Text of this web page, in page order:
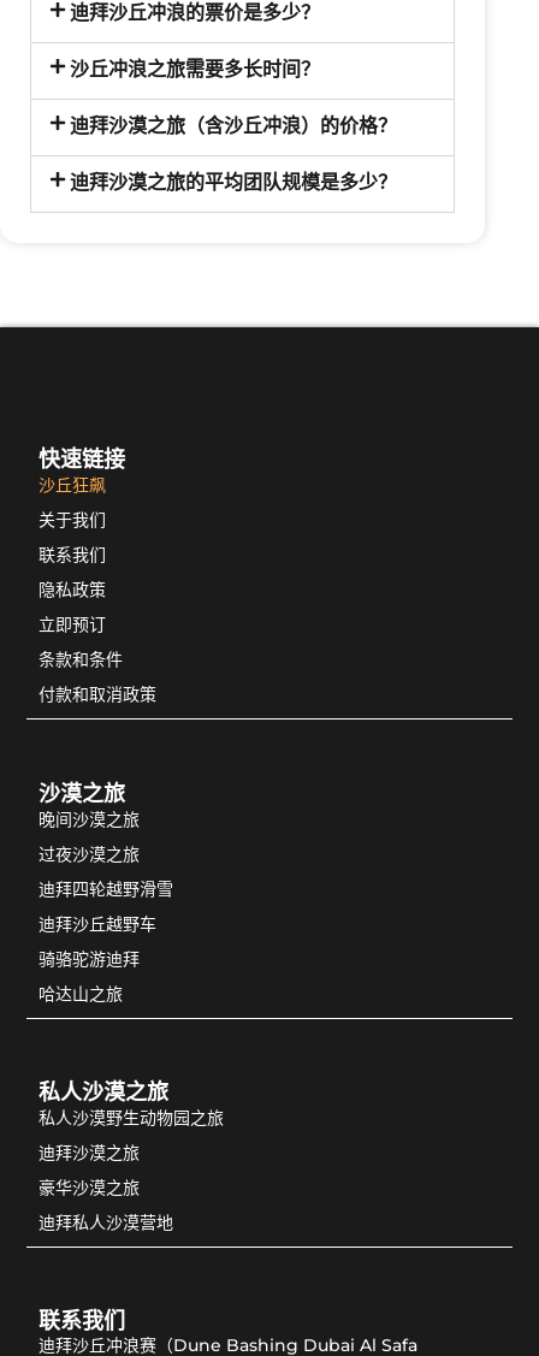
迪拜沙丘冲浪的票价是多少？
沙丘冲浪之旅需要多长时间？
迪拜沙漠之旅（含沙丘冲浪）的价格？
迪拜沙漠之旅的平均团队规模是多少？
快速链接
沙丘狂飙
关于我们
联系我们
隐私政策
立即预订
条款和条件
付款和取消政策
沙漠之旅
晚间沙漠之旅
过夜沙漠之旅
迪拜四轮越野滑雪
迪拜沙丘越野车
骑骆驼游迪拜
哈达山之旅
私人沙漠之旅
私人沙漠野生动物园之旅
迪拜沙漠之旅
豪华沙漠之旅
迪拜私人沙漠营地
联系我们
迪拜沙丘冲浪赛（Dune Bashing Dubai Al Safa